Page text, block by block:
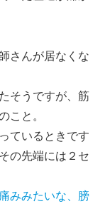
さんが居なくな
そうですが、筋
こと。
ているときです
の先端には２セ
みみたいな、膀